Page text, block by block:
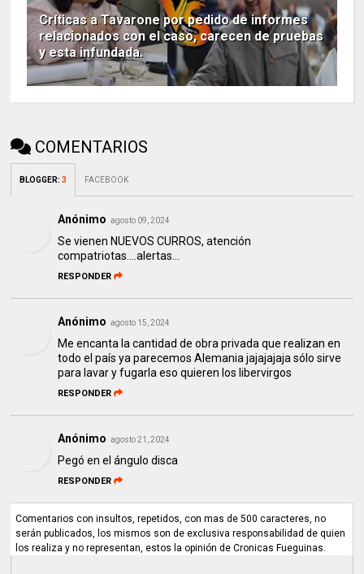
Críticas a Tavarone por pedido de informes
relacionados con el caso, carecen de pruebas
y esta infundada.
COMENTARIOS
BLOGGER:3 FACEBOOK
Anónimo agosto 09, 2024
Se vienen NUEVOS CURROS, atención
compatriotas....alertas...
RESPONDER
Anónimo agosto 15, 2024
Me encanta la cantidad de obra privada que realizan en
todo el país ya parecemos Alemania jajajajaja sólo sirve
para lavar y fugarla eso quieren los libervirgos
RESPONDER
Anónimo agosto 21, 2024
Pegó en el ángulo disca
RESPONDER
Comentarios con insultos, repetidos, con mas de 500 caracteres, no
serán publicados, los mismos son de exclusiva responsabilidad de quien
los realiza y no representan, estos la opinión de Cronicas Fueguinas.